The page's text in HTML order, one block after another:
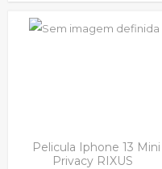
Pelicula Iphone 13 Mini
Privacy RIXUS